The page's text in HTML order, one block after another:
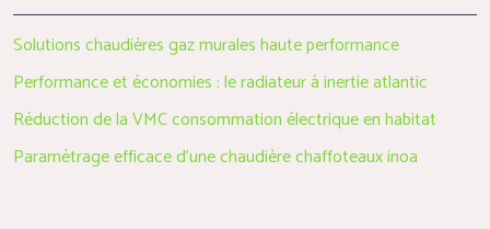
Solutions chaudières gaz murales haute performance
Performance et économies : le radiateur à inertie atlantic
Réduction de la VMC consommation électrique en habitat
Paramétrage efficace d’une chaudière chaffoteaux inoa